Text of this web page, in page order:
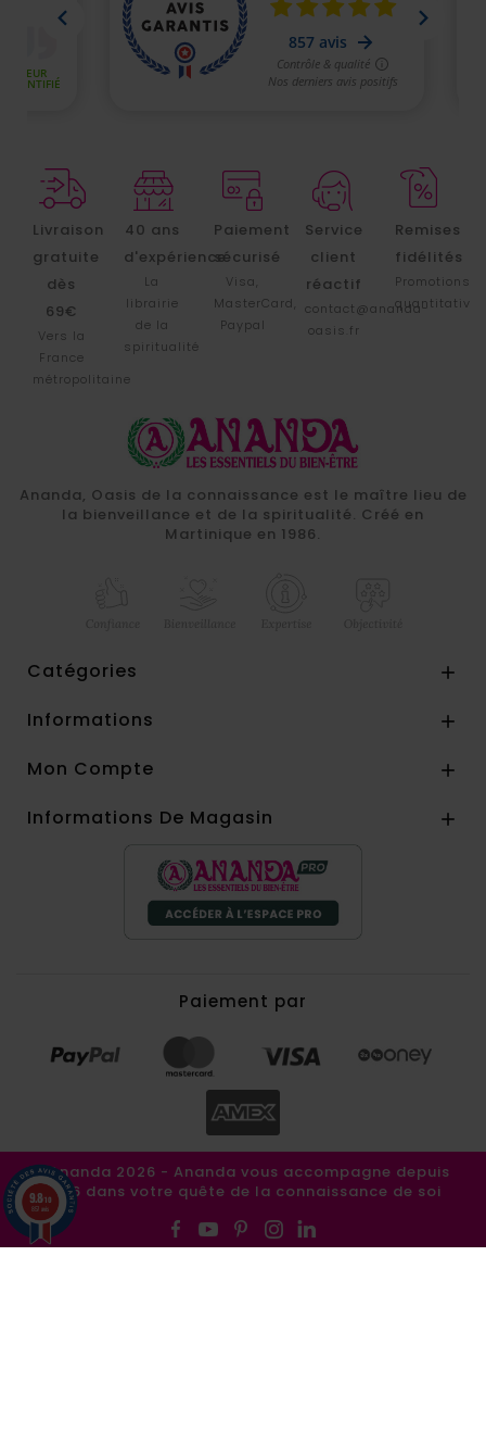
Livraison
gratuite
dès
69€
Vers la
France
métropolitaine
40 ans
d'expérience
La
librairie
de la
spiritualité
Paiement
sécurisé
Visa,
MasterCard,
Paypal
Service
client
réactif
contact@ananda-
oasis.fr
Remises
fidélités
Promotions
Ananda, Oasis de la connaissance est le maître lieu de
la bienveillance et de la spiritualité. Créé en
Martinique en 1986.
Catégories 
Informations 
Mon Compte 
Informations De Magasin 
Paiement par
©Ananda 2026 - Ananda vous accompagne depuis
1986 dans votre quête de la connaissance de soi
9.8/10
857 avis